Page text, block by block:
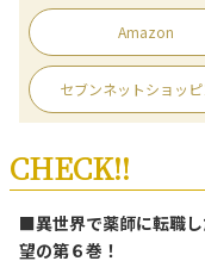
Amazon
セブンネットショッ
CHECK!!
■異世界で薬師に転職
望の第６巻！